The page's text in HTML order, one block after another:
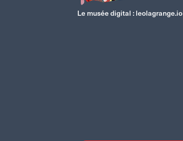
Le musée digital :leolagrange.io